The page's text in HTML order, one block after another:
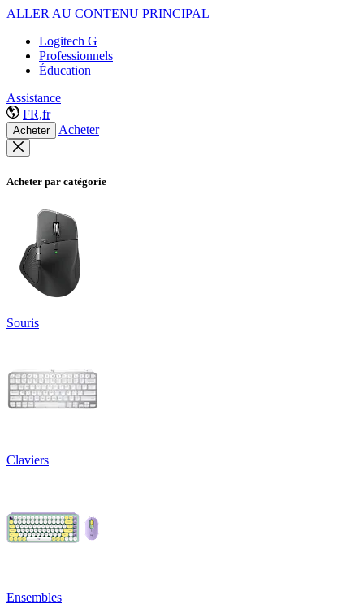
ALLER AU CONTENU PRINCIPAL
Logitech G
Professionnels
Éducation
Assistance
FR,fr
Acheter Acheter
Acheter par catégorie
Souris
Claviers
Ensembles